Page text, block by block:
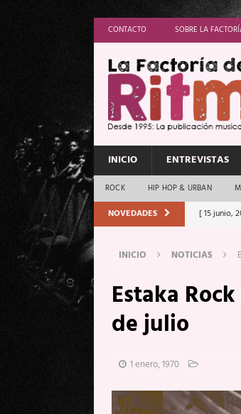
CONTACTO SOBRE LA
INICIO ENTREVISTAS
ROCK HIP HOP & URBAN
NOVEDADES [ 15 junio,
[ 11 junio,
[ 1 junio,
[ 5
INICIO NOTICIAS
Estaka
de julio
1 enero, 1970